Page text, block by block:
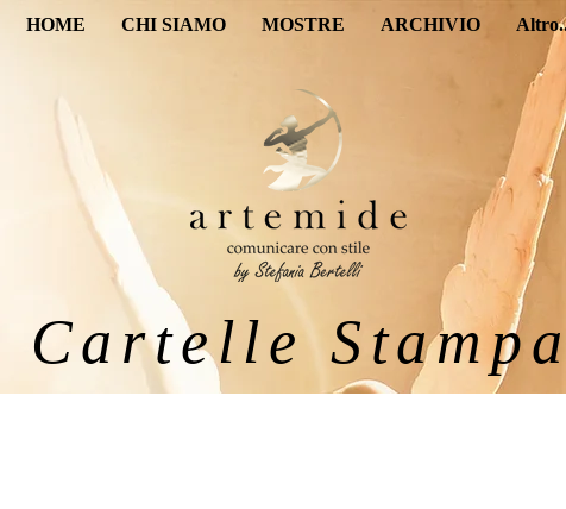
Cartelle
HOME CHI SIAMO MOSTRE ARCHIVIO